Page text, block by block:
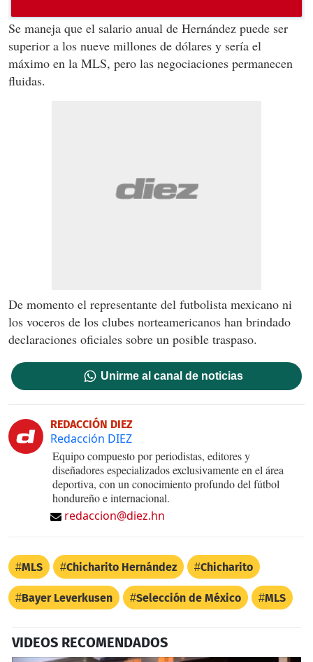
Se maneja que el salario anual de Hernández puede ser
superior a los nueve millones de dólares y sería el
máximo en la MLS, pero las negociaciones permanecen
fluidas.
De momento el representante del futbolista mexicano ni
los voceros de los clubes norteamericanos han brindado
declaraciones oficiales sobre un posible traspaso.
Unirme al canal de noticias
REDACCIÓN DIEZ
Redacción DIEZ
Equipo compuesto por periodistas, editores y
diseñadores especializados exclusivamente en el área
deportiva, con un conocimiento profundo del fútbol
hondureño e internacional.
redaccion@diez.hn
MLS Chicharito Hernández Chicharito
Bayer Leverkusen Selección de México MLS
VIDEOS RECOMENDADOS